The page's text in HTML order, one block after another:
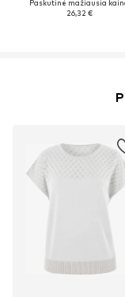
Paskutinė mažiausia
26,32 €